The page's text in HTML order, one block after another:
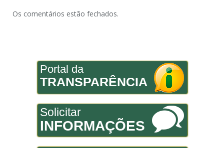
Os comentários estão fechados.
Portal da
TRANSPARÊNCIA
Solicitar
INFORMAÇÕES